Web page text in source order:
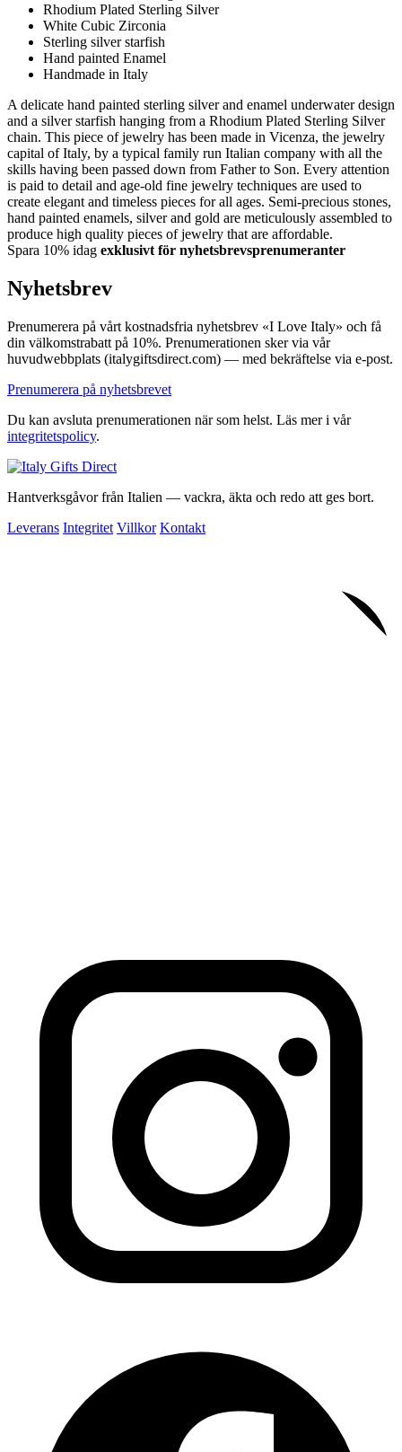
Rhodium Plated Sterling Silver
White Cubic Zirconia
Sterling silver starfish
Hand painted Enamel
Handmade in Italy
A delicate hand painted sterling silver and enamel underwater design
and a silver starfish hanging from a Rhodium Plated Sterling Silver
chain. This piece of jewelry has been made in Vicenza, the jewelry
capital of Italy, by a typical family run Italian company with all the
skills having been passed down from Father to Son. Every attention
is paid to detail and age-old fine jewelry techniques are used to
create elegant and timeless pieces for all ages. Semi-precious stones,
hand painted enamels, silver and gold are meticulously assembled to
produce high quality pieces of jewelry that are affordable.
Spara 10% idag exklusivt för nyhetsbrevsprenumeranter
Nyhetsbrev
Prenumerera på vårt kostnadsfria nyhetsbrev «I Love Italy» och få
din välkomstrabatt på 10%. Prenumerationen sker via vår
huvudwebbplats (italygiftsdirect.com) — med bekräftelse via e-post.
Prenumerera på nyhetsbrevet
Du kan avsluta prenumerationen när som helst. Läs mer i vår
integritetspolicy.
Hantverksgåvor från Italien — vackra, äkta och redo att ges bort.
Leverans Integritet Villkor Kontakt